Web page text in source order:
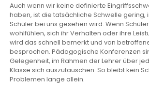
Auch wenn wir keine definierte
haben, ist die tatsächliche Schwelle gering,
Schüler bei uns gesehen wird. Wenn
wohlfühlen, sich ihr Verhalten oder ihre
wird das schnell bemerkt und von
besprochen. Pädagogische Konferenzen
Gelegenheit, im Rahmen der Lehrer über
Klasse sich auszutauschen. So bleibt kein
Problemen lange allein.